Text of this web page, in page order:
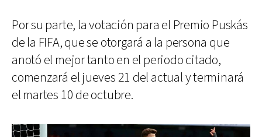
Por su parte, la votación para el Premio Puskás
de la FIFA, que se otorgará a la persona que
anotó el mejor tanto en el periodo citado,
comenzará el jueves 21 del actual y terminará
el martes 10 de octubre.